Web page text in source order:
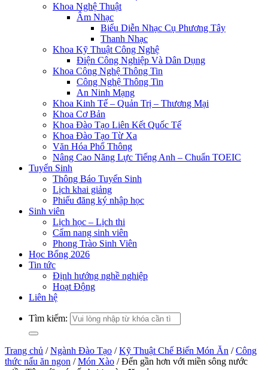
Khoa Nghệ Thuật
Âm Nhạc
Biểu Diễn Nhạc Cụ Phương Tây
Thanh Nhạc
Khoa Kỹ Thuật Công Nghệ
Điện Công Nghiệp Và Dân Dụng
Khoa Công Nghệ Thông Tin
Công Nghệ Thông Tin
An Ninh Mạng
Khoa Kinh Tế – Quản Trị – Thương Mại
Khoa Cơ Bản
Khoa Đào Tạo Liên Kết Quốc Tế
Khoa Đào Tạo Từ Xa
Văn Hóa Phổ Thông
Nâng Cao Năng Lực Tiếng Anh – Chuẩn TOEIC
Tuyển Sinh
Thông Báo Tuyển Sinh
Lịch khai giảng
Phiếu đăng ký nhập học
Sinh viên
Lịch học – Lịch thi
Cẩm nang sinh viên
Phong Trào Sinh Viên
Học Bổng 2026
Tin tức
Định hướng nghề nghiệp
Hoạt Động
Liên hệ
Tìm kiếm:
Trang chủ / Ngành Đào Tạo / Kỹ Thuật Chế Biến Món Ăn / Công
thức nấu ăn ngon / Món Xào / Đến gần hơn với miền sông nước